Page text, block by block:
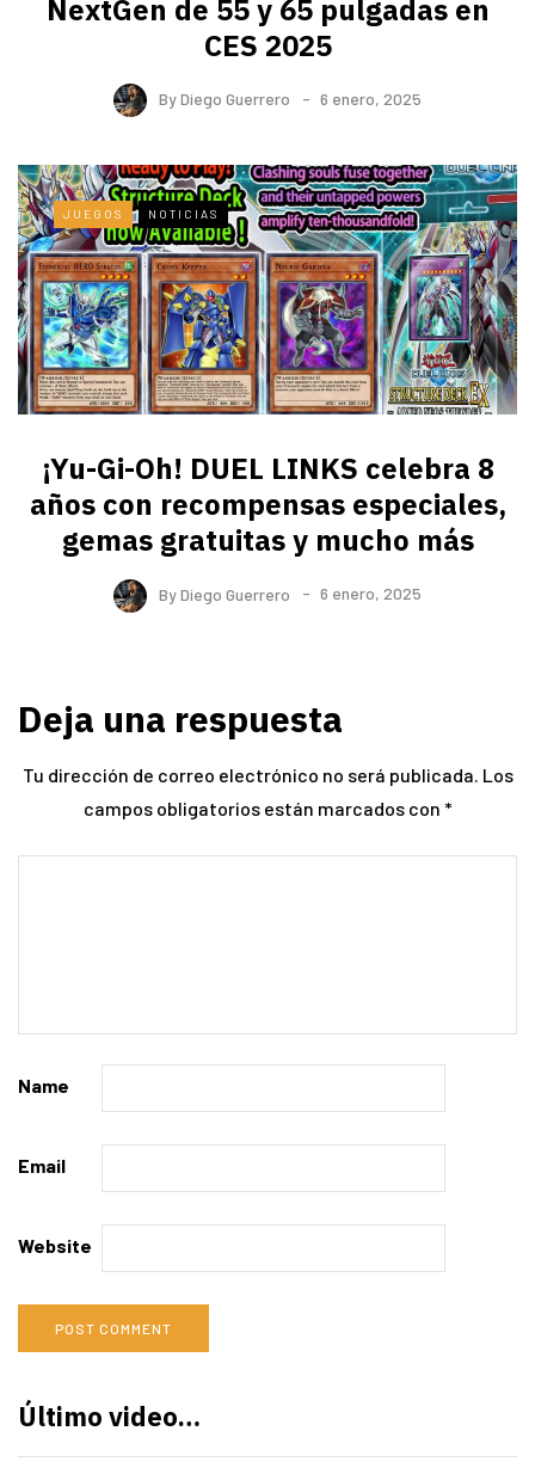
NextGen de 55 y 65 pulgadas en
CES 2025
ByDiego Guerrero 6 enero, 2025
JUEGOS NOTICIAS
¡Yu-Gi-Oh! DUEL LINKS celebra 8
años con recompensas especiales,
gemas gratuitas y mucho más
ByDiego Guerrero 6 enero, 2025
Deja una respuesta
Tu dirección de correo electrónico no será publicada. Los
campos obligatorios están marcados con *
Name
Email
Website
Último video…